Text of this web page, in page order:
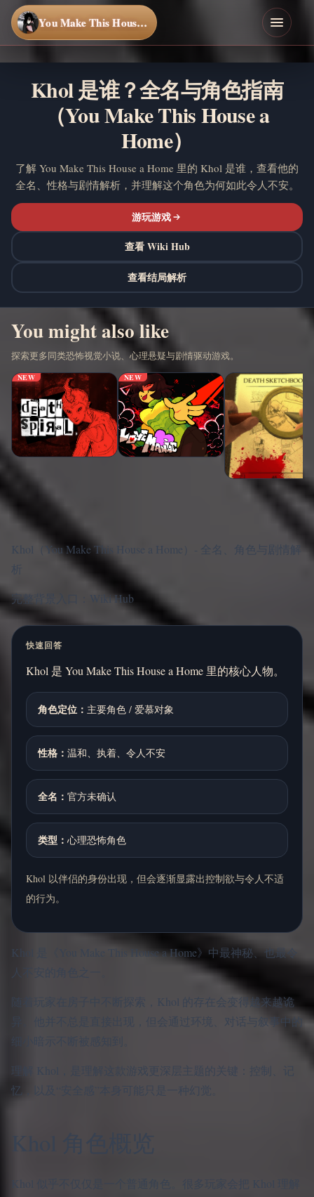
You Make This House a Home
Khol 是谁？全名与角色指南
（You Make This House a
Home）
了解 You Make This House a Home 里的 Khol 是谁，查看他的
全名、性格与剧情解析，并理解这个角色为何如此令人不安。
游玩游戏
查看 Wiki Hub
查看结局解析
You might also like
探索更多同类恐怖视觉小说、心理悬疑与剧情驱动游戏。
NEW NEW
Khol（You Make This House a Home）- 全名、角色与剧情解
析
完整背景入口： Wiki Hub
快速回答
Khol 是 You Make This House a Home 里的核心人物。
角色定位： 主要角色 / 爱慕对象
性格： 温和、执着、令人不安
全名： 官方未确认
类型： 心理恐怖角色
Khol 以伴侣的身份出现，但会逐渐显露出控制欲与令人不适
的行为。
Khol 是《You Make This House a Home》中最神秘、也最令
人不安的角色之一。
随着玩家在房子中不断探索，Khol 的存在会变得越来越诡
异。他并不总是直接出现，但会通过环境、对话与叙事中的
细小暗示不断被感知到。
理解 Khol，是理解这款游戏更深层主题的关键：控制、记
忆，以及“安全感”本身可能只是一种幻觉。
Khol 角色概览